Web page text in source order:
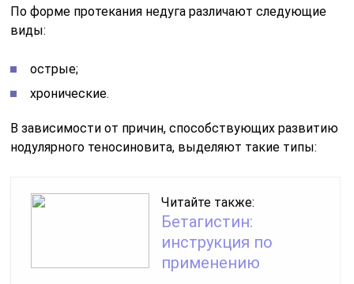
По форме протекания недуга различают следующие
виды:
острые;
хронические.
В зависимости от причин, способствующих развитию
нодулярного теносиновита, выделяют такие типы:
Читайте также:
Бетагистин:
инструкция по
применению